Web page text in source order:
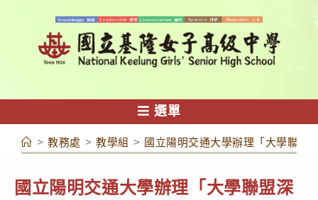
容
選單
> 教務處 > 教學組 > 國立陽明交通大學辦理「大學聯盟
國立陽明交通大學辦理「大學聯盟深